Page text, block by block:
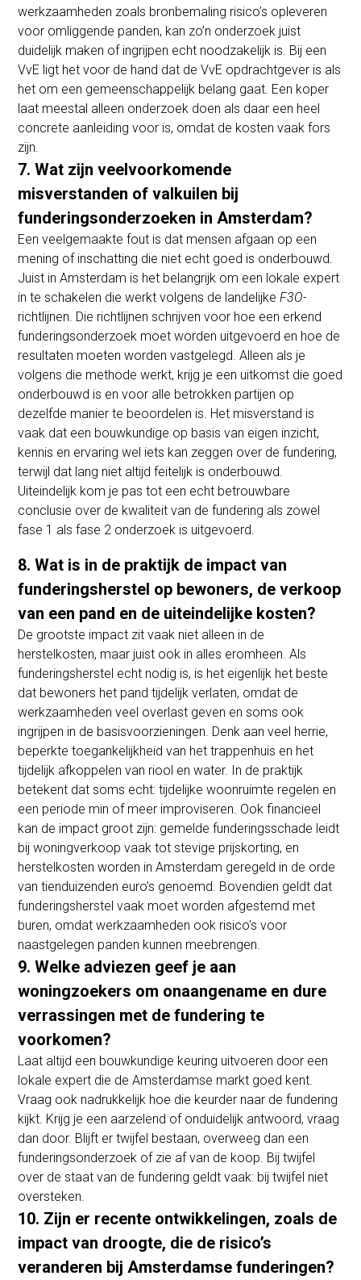
werkzaamheden zoals bronbemaling risico’s opleveren
voor omliggende panden, kan zo’n onderzoek juist
duidelijk maken of ingrijpen echt noodzakelijk is. Bij een
VvE ligt het voor de hand dat de VvE opdrachtgever is als
het om een gemeenschappelijk belang gaat. Een koper
laat meestal alleen onderzoek doen als daar een heel
concrete aanleiding voor is, omdat de kosten vaak fors
zijn.
7. Wat zijn veelvoorkomende
misverstanden of valkuilen bij
funderingsonderzoeken in Amsterdam?
Een veelgemaakte fout is dat mensen afgaan op een
mening of inschatting die niet echt goed is onderbouwd.
Juist in Amsterdam is het belangrijk om een lokale expert
in te schakelen die werkt volgens de landelijkeF3O-
richtlijnen. Die richtlijnen schrijven voor hoe een erkend
funderingsonderzoek moet worden uitgevoerd en hoe de
resultaten moeten worden vastgelegd. Alleen als je
volgens die methode werkt, krijg je een uitkomst die goed
onderbouwd is en voor alle betrokken partijen op
dezelfde manier te beoordelen is. Het misverstand is
vaak dat een bouwkundige op basis van eigen inzicht,
kennis en ervaring wel iets kan zeggen over de fundering,
terwijl dat lang niet altijd feitelijk is onderbouwd.
Uiteindelijk kom je pas tot een echt betrouwbare
conclusie over de kwaliteit van de fundering als zowel
fase 1 als fase 2 onderzoek is uitgevoerd.
8. Wat is in de praktijk de impact van
funderingsherstel op bewoners, de verkoop
van een pand en de uiteindelijke kosten?
De grootste impact zit vaak niet alleen in de
herstelkosten, maar juist ook in alles eromheen. Als
funderingsherstel echt nodig is, is het eigenlijk het beste
dat bewoners het pand tijdelijk verlaten, omdat de
werkzaamheden veel overlast geven en soms ook
ingrijpen in de basisvoorzieningen. Denk aan veel herrie,
beperkte toegankelijkheid van het trappenhuis en het
tijdelijk afkoppelen van riool en water. In de praktijk
betekent dat soms echt: tijdelijke woonruimte regelen en
een periode min of meer improviseren. Ook financieel
kan de impact groot zijn: gemelde funderingsschade leidt
bij woningverkoop vaak tot stevige prijskorting, en
herstelkosten worden in Amsterdam geregeld in de orde
van tienduizenden euro’s genoemd. Bovendien geldt dat
funderingsherstel vaak moet worden afgestemd met
buren, omdat werkzaamheden ook risico’s voor
naastgelegen panden kunnen meebrengen.
9. Welke adviezen geef je aan
woningzoekers om onaangename en dure
verrassingen met de fundering te
voorkomen?
Laat altijd een bouwkundige keuring uitvoeren door een
lokale expert die de Amsterdamse markt goed kent.
Vraag ook nadrukkelijk hoe die keurder naar de fundering
kijkt. Krijg je een aarzelend of onduidelijk antwoord, vraag
dan door. Blijft er twijfel bestaan, overweeg dan een
funderingsonderzoek of zie af van de koop. Bij twijfel
over de staat van de fundering geldt vaak: bij twijfel niet
oversteken.
10. Zijn er recente ontwikkelingen, zoals de
impact van droogte, die de risico’s
veranderen bij Amsterdamse funderingen?